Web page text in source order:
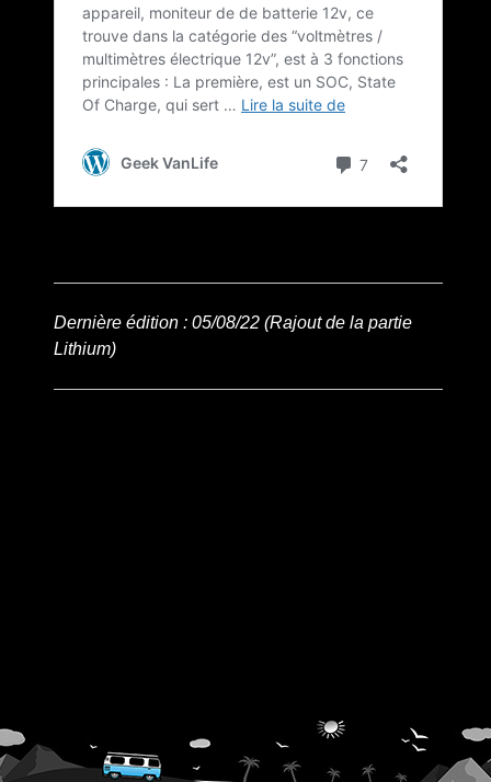
Dernière édition : 05/08/22 (Rajout de la partie
Lithium)